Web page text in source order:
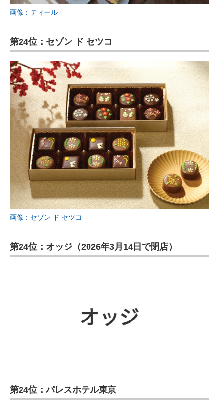
画像：ティール
第24位：セゾン ド セツコ
画像：セゾン ド セツコ
第24位：オッジ（2026年3月14日で閉店）
第24位：パレスホテル東京